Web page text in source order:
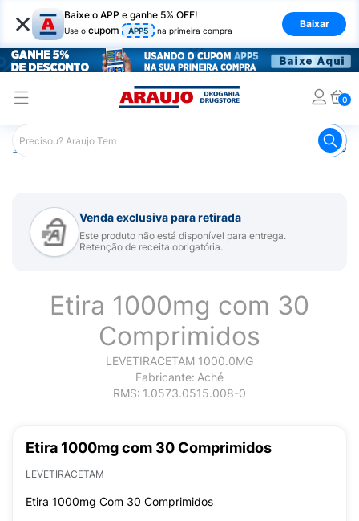
× Baixe o APP e ganhe 5% OFF!
Use o cupom APP5 na primeira compra
Baixar
0
Araujo Medicamentos Remédio para Sistema Nervoso
Venda exclusiva para retirada
Este produto não está disponível para entrega.
Retenção de receita obrigatória.
Etira 1000mg com 30
Comprimidos
LEVETIRACETAM 1000.0MG
Fabricante: Aché
RMS: 1.0573.0515.008-0
Etira 1000mg com 30 Comprimidos
LEVETIRACETAM
Etira 1000mg Com 30 Comprimidos